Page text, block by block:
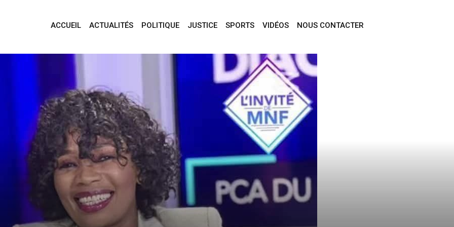
ACCUEIL ACTUALITÉS POLITIQUE JUSTICE SPORTS VIDÉOS NOUS CONTACTER